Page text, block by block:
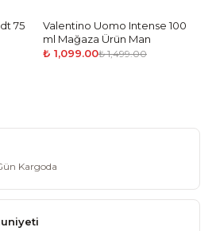
75
-27%
Valentino Uomo Intense 100
ml Mağaza Ürün Man
₺ 1,099.00₺ 1,499.00
Kargoda